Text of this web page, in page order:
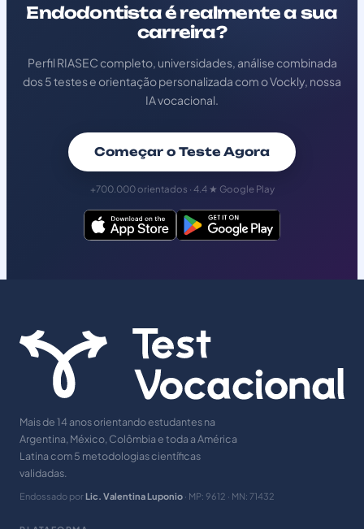
Endodontista é realmente a sua
carreira?
Perfil RIASEC completo, universidades, análise combinada
dos 5 testes e orientação personalizada com o Vockly, nossa
IA vocacional.
Começar o Teste Agora
+700.000 orientados · 4.4 ★ Google Play
Mais de 14 anos orientando estudantes na
Argentina, México, Colômbia e toda a América
Latina com 5 metodologias científicas
validadas.
Endossado por Lic. Valentina Luponio · MP: 9612 · MN: 71432